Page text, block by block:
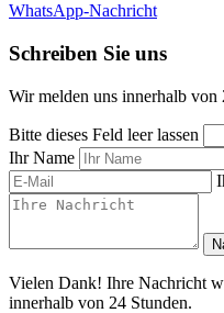
WhatsApp-Nachricht
Schreiben Sie uns
Wir melden uns innerhalb von
Bitte dieses Feld leer lassen
Ihr Name
Vielen Dank! Ihre Nachricht
innerhalb von 24 Stunden.